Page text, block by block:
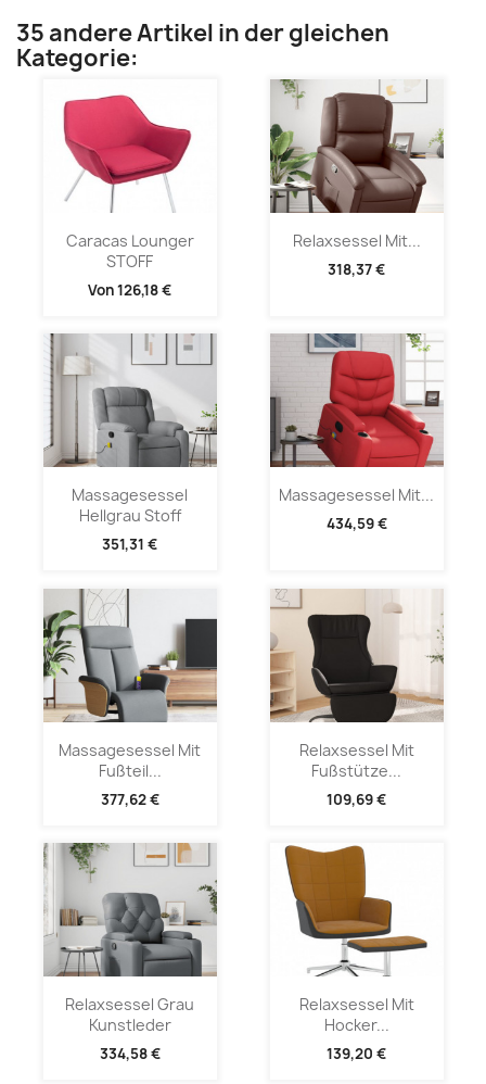
35 andere Artikel in der gleichen
Kategorie:
Caracas Lounger
STOFF
Von126,18 €
Relaxsessel Mit...
318,37 €
Massagesessel
Hellgrau Stoff
351,31 €
Massagesessel Mit...
434,59 €
Massagesessel Mit
Fußteil...
377,62 €
Relaxsessel Mit
Fußstütze...
109,69 €
Relaxsessel Grau
Kunstleder
334,58 €
Relaxsessel Mit
Hocker...
139,20 €